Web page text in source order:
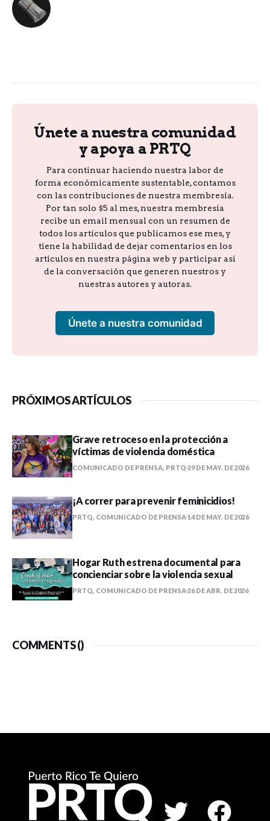
Únete a nuestra comunidad
y apoya a PRTQ
Para continuar haciendo nuestra labor de
forma económicamente sustentable, contamos
con las contribuciones de nuestra membresía.
Por tan solo $5 al mes, nuestra membresía
recibe un email mensual con un resumen de
todos los artículos que publicamos ese mes, y
tiene la habilidad de dejar comentarios en los
artículos en nuestra página web y participar así
de la conversación que generen nuestros y
nuestras autores y autoras.
Únete a nuestra comunidad
PRÓXIMOS ARTÍCULOS
Grave retroceso en la protección a
víctimas de violencia doméstica
COMUNICADO DE PRENSA, PRTQ 29 DE MAY. DE 2026
¡A correr para prevenir feminicidios!
PRTQ, COMUNICADO DE PRENSA14 DE MAY. DE 2026
Hogar Ruth estrena documental para
concienciar sobre la violencia sexual
PRTQ, COMUNICADO DE PRENSA26 DE ABR. DE 2026
COMMENTS ()